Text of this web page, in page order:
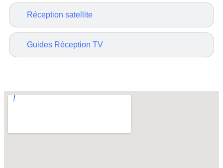
Réception satellite
Guides Réception TV